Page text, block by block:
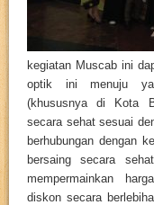
kegiatan Muscab ini
optik ini menuju
(khususnya di Kota
secara sehat sesuai
berhubungan dengan
bersaing secara
mempermainkan
diskon secara